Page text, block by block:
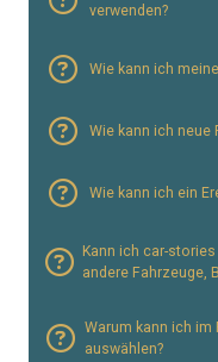
verwenden?
Wie kann ich
Wie kann ich neue
Wie kann ich ein
Kann ich car-
andere Fahrzeuge,
Warum kann ich
auswählen?